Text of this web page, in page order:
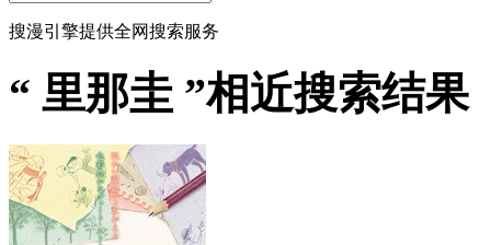
搜漫引擎提供全网搜索服务
“ 里那圭 ”相近搜索结果